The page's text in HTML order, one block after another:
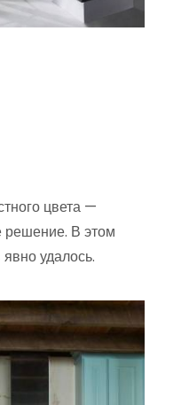
цвета —
решение. В этом
удалось.